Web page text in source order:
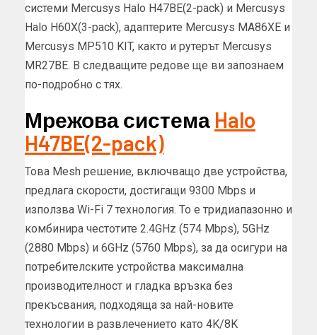
системи Mercusys Halo H47BE(2-pack) и Mercusys
Halo H60X(3-pack), адаптерите Mercusys MA86XE и
Mercusys MP510 KIT, както и рутерът Mercusys
MR27BE. В следващите редове ще ви запознаем
по-подробно с тях.
Мрежова система Halo
H47BE(2-pack)
Това Mesh решение, включващо две устройства,
предлага скорости, достигащи 9300 Mbps и
използва Wi-Fi 7 технология. То е тридиапазонно и
комбинира честотите 2.4GHz (574 Mbps), 5GHz
(2880 Mbps) и 6GHz (5760 Mbps), за да осигури на
потребителските устройства максимална
производителност и гладка връзка без
прекъсвания, подходяща за най-новите
технологии в развлечението като 4K/8K